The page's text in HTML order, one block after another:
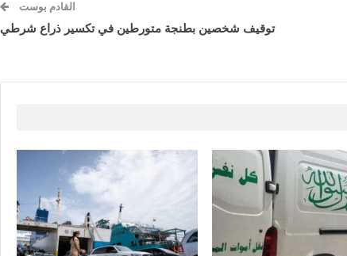
القادم بوست
توقيف شخصين بطنجة متورطين في تكسير ذراع شرطي